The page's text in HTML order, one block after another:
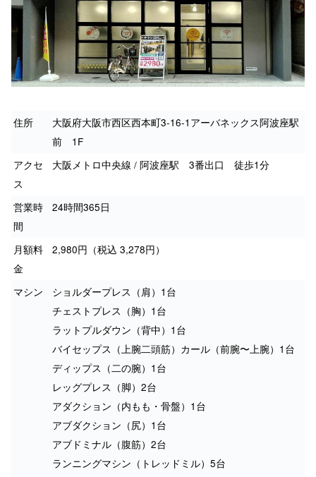
住所
大阪府大阪市西区西本町3-16-1アーバネックス阿波座駅
前 1F
アクセ
ス
大阪メトロ中央線 / 阿波座駅 3番出口 徒歩1分
営業時
間
24時間365日
月額料
金
2,980円（税込 3,278円）
マシン
ショルダープレス（肩）1台
チェストプレス（胸）1台
ラットプルダウン（背中）1台
バイセップス（上腕二頭筋）カール（前腕〜上腕）1台
ディップス（二の腕）1台
レッグプレス（脚）2台
アダクション（内もも・骨盤）1台
アブダクション（尻）1台
アブドミナル（腹筋）2台
ランニングマシン（トレッドミル）5台